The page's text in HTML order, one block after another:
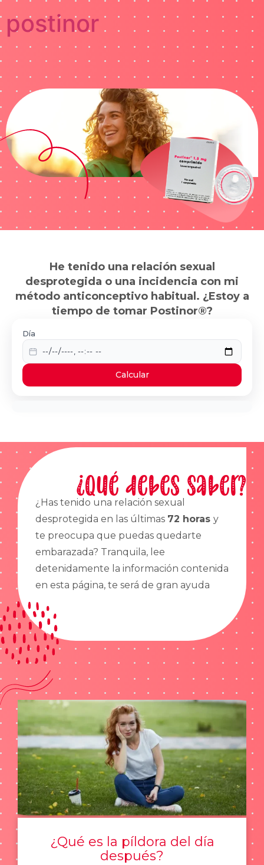
postinor
He tenido una relación sexual
desprotegida o una incidencia con mi
método anticonceptivo habitual. ¿Estoy a
tiempo de tomar Postinor®?
Día
Calcular
¿Qué debes saber?
¿Has tenido una relación sexual
desprotegida en las últimas 72 horas y
te preocupa que puedas quedarte
embarazada? Tranquila, lee
detenidamente la información contenida
en esta página, te será de gran ayuda
¿Qué es la píldora del día
después?